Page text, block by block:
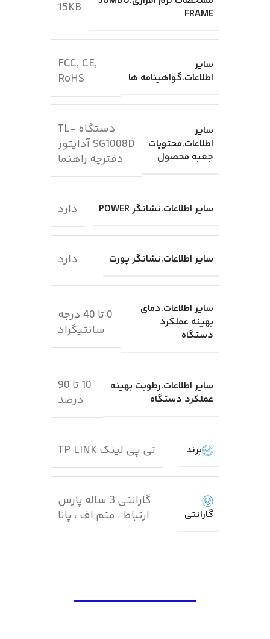
FRAME
15KB
سایر
اطلاعات.گواهینامه ها
FCC, CE,
RoHS
سایر
اطلاعات.محتویات
جعبه محصول
دستگاه TL-
SG1008D آداپتور
دفترچه راهنما
سایر اطلاعات.نشانگر POWER دارد
سایر اطلاعات.نشانگر پورت دارد
سایر اطلاعات.دمای
بهینه عملکرد
دستگاه
0 تا 40 درجه
سانتیگراد
سایر اطلاعات.رطوبت بهینه
عملکرد دستگاه
10 تا 90
درصد
برند تی پی لینک TP LINK
گارانتی
گارانتی 3 ساله پارس
ارتباط ، متم اف ، پانا